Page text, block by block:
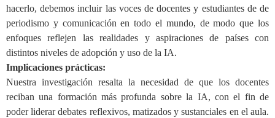
hacerlo,debemos incluir las voces de docentes y estudiantes de de
periodismo y comunicaciónen todo el mundo, de modo que los
enfoques reflejen las realidades y aspiraciones de países con
distintos niveles de adopción y uso de la IA.
Implicaciones prácticas:
Nuestra investigación resalta la necesidad de que los docentes
reciban una formación más profunda sobre la IA, con el fin de
poder liderar debates reflexivos, matizados y sustanciales en el aula.